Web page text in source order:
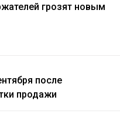
грозят новым
после
продажи